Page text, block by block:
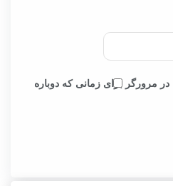
مرورگر برای زمانی که دوباره